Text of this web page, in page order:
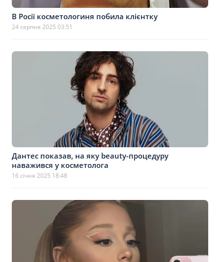
В Росії косметологиня побила клієнтку
24 серпня 2025 03:51
Дантес показав, на яку beauty-процедуру
наважився у косметолога
16 січня 2025 18:48